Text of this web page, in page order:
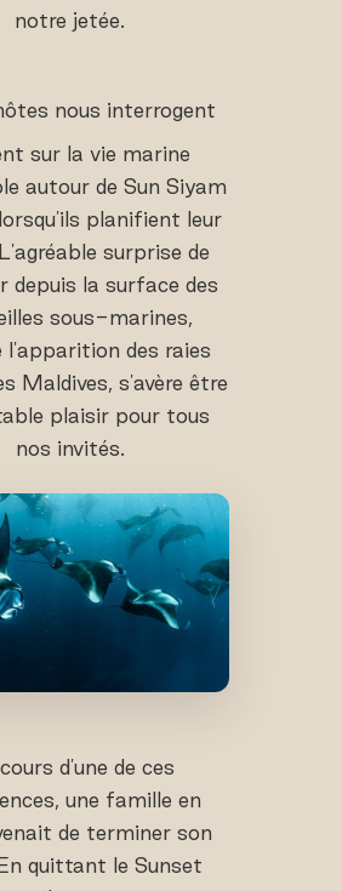
notre jetée.
nous interrogent
sur la vie marine
autour de Sun Siyam
planifient leur
surprise de
depuis la surface des
sous-marines,
l'apparition des raies
Maldives, s'avère être
plaisir pour tous
nos invités.
d'une de ces
une famille en
de terminer son
quittant le Sunset